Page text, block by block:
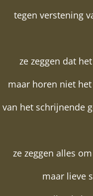
tegen verstening
ze zeggen dat
maar horen niet
van het schrijnende
ze zeggen alles
maar lieve